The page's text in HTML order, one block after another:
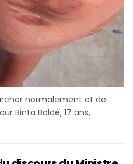
normalement et de
Binta Baldé, 17 ans,